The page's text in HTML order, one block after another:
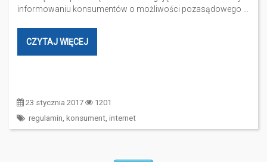
informowaniu konsumentów o możliwości pozasądowego …
CZYTAJ WIĘCEJ
23 stycznia 2017
1201
regulamin, konsument,internet